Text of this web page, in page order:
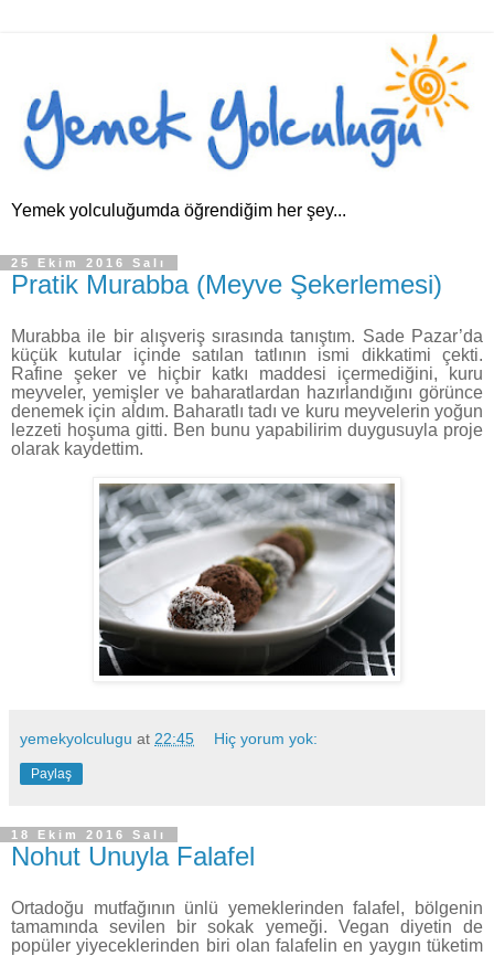
Yemek yolculuğumda öğrendiğim her şey...
25 Ekim 2016 Salı
Pratik Murabba (Meyve Şekerlemesi)
Murabba ile bir alışveriş sırasında tanıştım. Sade Pazar’da
küçük kutular içinde satılan tatlının ismi dikkatimi çekti.
Rafine şeker ve hiçbir katkı maddesi içermediğini, kuru
meyveler, yemişler ve baharatlardan hazırlandığını görünce
denemek için aldım. Baharatlı tadı ve kuru meyvelerin yoğun
lezzeti hoşuma gitti. Ben bunu yapabilirim duygusuyla proje
olarak kaydettim.
yemekyolculugu at 22:45 Hiç yorum yok:
Paylaş
18 Ekim 2016 Salı
Nohut Unuyla Falafel
Ortadoğu mutfağının ünlü yemeklerinden falafel, bölgenin
tamamında sevilen bir sokak yemeği. Vegan diyetin de
popüler yiyeceklerinden biri olan falafelin en yaygın tüketim